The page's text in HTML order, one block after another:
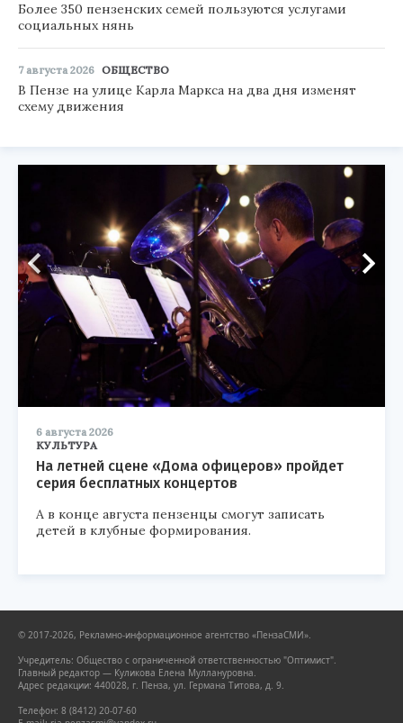
Более 350 пензенских семей пользуются услугами
социальных нянь
7 августа 2026 ОБЩЕСТВО
В Пензе на улице Карла Маркса на два дня изменят
схему движения
6 августа 2026
КУЛЬТУРА
На летней сцене «Дома офицеров» пройдет
серия бесплатных концертов
А в конце августа пензенцы смогут записать
детей в клубные формирования.
© 2017-2026, Рекламно-информационное агентство «ПензаСМИ».
Учредитель: Общество с ограниченной ответственностью "Оптимист".
Главный редактор — Куликова Елена Муллануровна.
Адрес редакции: 440028, г. Пенза, ул. Германа Титова, д. 9.
Телефон: 8 (8412) 20-07-60